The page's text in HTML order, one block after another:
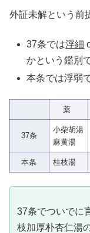
外証未解という前
37条では浮細
かという鑑別
本条では浮弱
薬
37条
小柴胡湯
麻黄湯
本条 桂枝湯
37条でついでに
枝加厚朴杏仁湯